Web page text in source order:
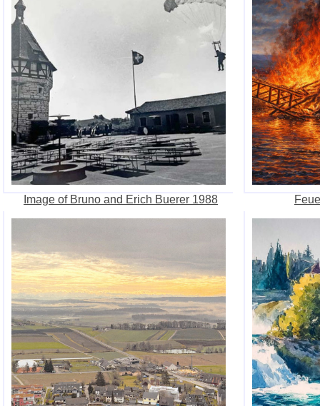
Image of Bruno and Erich Buerer 1988